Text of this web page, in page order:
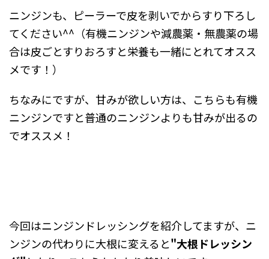
ニンジンも、ピーラーで皮を剥いでからすり下ろし
てください^^（有機ニンジンや減農薬・無農薬の場
合は皮ごとすりおろすと栄養も一緒にとれてオスス
メです！）
ちなみにですが、甘みが欲しい方は、こちらも有機
ニンジンですと普通のニンジンよりも甘みが出るの
でオススメ！
今回はニンジンドレッシングを紹介してますが、ニ
ンジンの代わりに大根に変えると"大根ドレッシン